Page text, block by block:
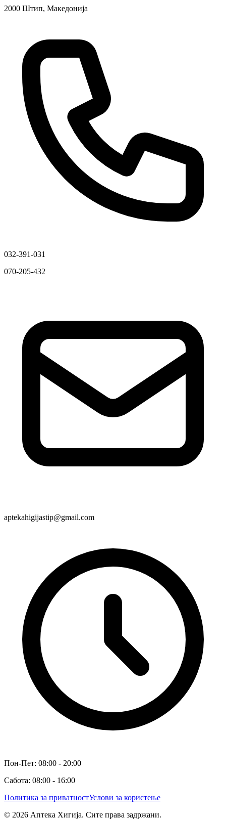
2000 Штип, Македонија
032-391-031
070-205-432
aptekahigijastip@gmail.com
Пон-Пет: 08:00 - 20:00
Сабота: 08:00 - 16:00
Политика за приватностУслови за користење
© 2026 Аптека Хигија. Сите права задржани.